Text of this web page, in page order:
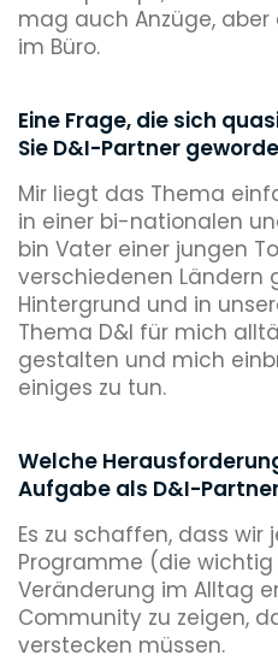
mag auch Anzüge,
im Büro.
Eine Frage, die sich
Sie D&I-Partner
Mir liegt das Thema
in einer bi-nationalen
bin Vater einer jungen
verschiedenen Ländern
Hintergrund und in
Thema D&I für mich
gestalten und mich
einiges zu tun.
Welche
Aufgabe als D&I-
Es zu schaffen, dass wir
Programme (die
Veränderung im Alltag
Community zu zeigen,
verstecken müssen.